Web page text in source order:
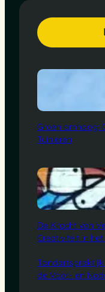
Groen omhoog:
Tuinieren
De Kracht van
Creativiteit in
de Voor- en